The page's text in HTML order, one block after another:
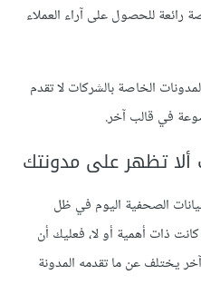
رائعة للحصول على آراء العملاء
الخاصة بالشركات لا تقدم
في قالب آخر.
الصحفية اليوم في ظل
ذات أهمية أو لا، فعليك أن
يختلف عن ما تقدمه المدونة